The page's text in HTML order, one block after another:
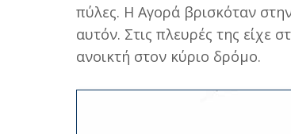
πύλες. Η Αγορά βρισκόταν
αυτόν. Στις πλευρές της είχε
ανοικτή στον κύριο δρόμο.